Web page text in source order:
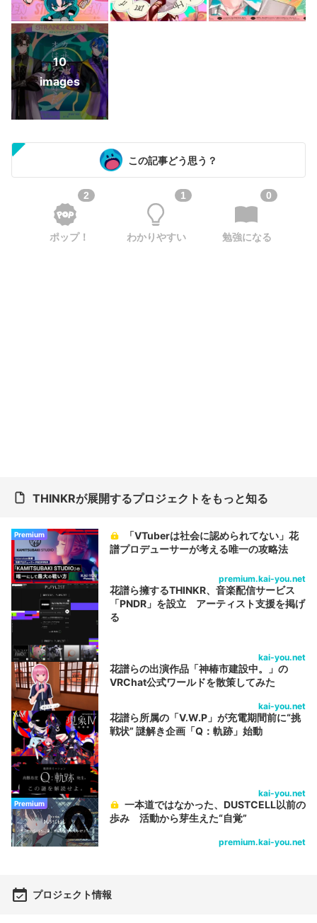
10
images
この記事どう思う？
2
ポップ！
1
わかりやすい
0
勉強になる
THINKRが展開するプロジェクトをもっと知る
Premium
「VTuberは社会に認められてない」花
譜プロデューサーが考える唯一の攻略法
premium.kai-you.net
花譜ら擁するTHINKR、音楽配信サービス
「PNDR」を設立 アーティスト支援を掲げ
る
kai-you.net
花譜らの出演作品「神椿市建設中。」の
VRChat公式ワールドを散策してみた
kai-you.net
花譜ら所属の「V.W.P」が充電期間前に“挑
戦状” 謎解き企画「Q：軌跡」始動
kai-you.net
Premium
一本道ではなかった、DUSTCELL以前の
歩み 活動から芽生えた“自覚”
premium.kai-you.net
プロジェクト情報